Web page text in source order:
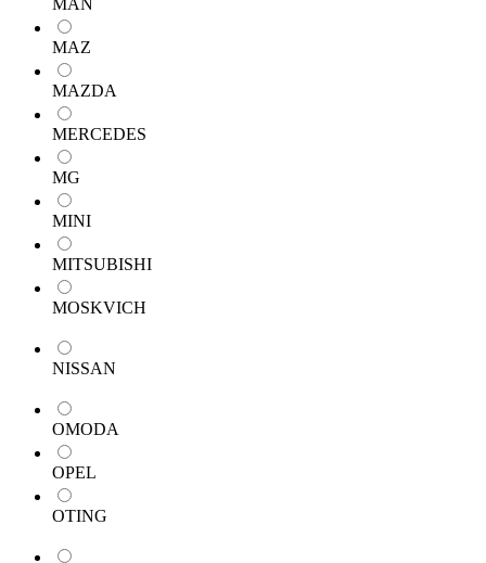
MAN
MAZ
MAZDA
MERCEDES
MG
MINI
MITSUBISHI
MOSKVICH
NISSAN
OMODA
OPEL
OTING